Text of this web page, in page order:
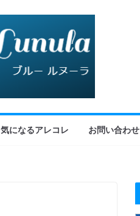
気になるアレコレ お問い合わせ